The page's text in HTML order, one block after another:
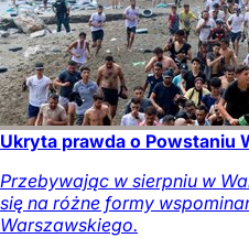
Ukryta prawda o Powstaniu
Przebywając w sierpniu w
się na różne formy
Warszawskiego.